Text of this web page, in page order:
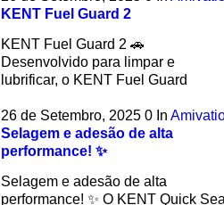
KENT Fuel Guard 2
KENT Fuel Guard 2 🚗
Desenvolvido para limpar e
lubrificar, o KENT Fuel Guard
26 de Setembro, 2025 0 In
Selagem e adesão de alta
performance! ✨
Selagem e adesão de alta
performance! ✨ O KENT Quick Seal